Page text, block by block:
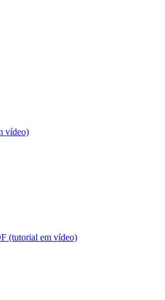
vídeo)
(tutorial em vídeo)